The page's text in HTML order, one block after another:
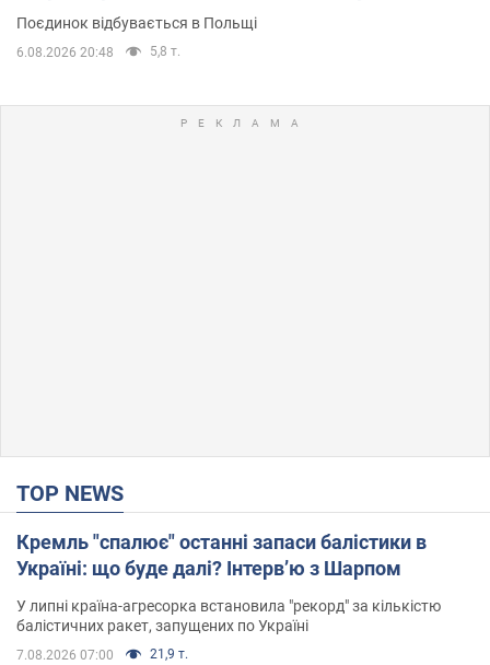
Поєдинок відбувається в Польщі
6.08.2026 20:48 5,8 т.
TOP NEWS
Кремль "спалює" останні запаси балістики в
Україні: що буде далі? Інтерв’ю з Шарпом
У липні країна-агресорка встановила "рекорд" за кількістю
балістичних ракет, запущених по Україні
7.08.2026 07:00 21,9 т.